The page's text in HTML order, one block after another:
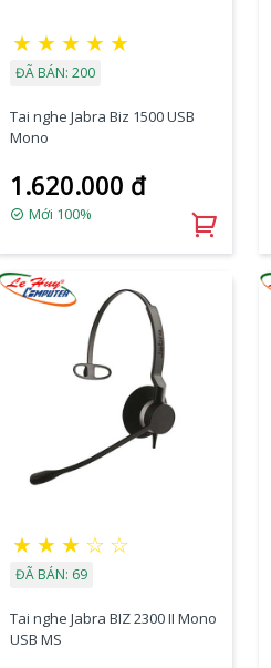
★ ★ ★ ★ ★
ĐÃ BÁN: 200
Tai nghe Jabra Biz 1500 USB
Mono
1.620.000 đ
Mới 100%
★ ★ ★ ☆ ☆
ĐÃ BÁN: 69
Tai nghe Jabra BIZ 2300 II Mono
USB MS